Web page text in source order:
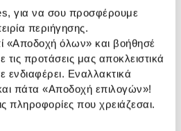
για να σου προσφέρουμε
περιήγησης.
«Αποδοχή όλων» και βοήθησέ
προτάσεις μας αποκλειστικά
ενδιαφέρει. Εναλλακτικά
πάτα «Αποδοχή επιλογών»!
πληροφορίες που χρειάζεσαι.
Cherries προσφέρει
κάθισμα για πολύωρο
για να αποφεύγεις την
ύψος για να τη φέρεις
COMPUTERS